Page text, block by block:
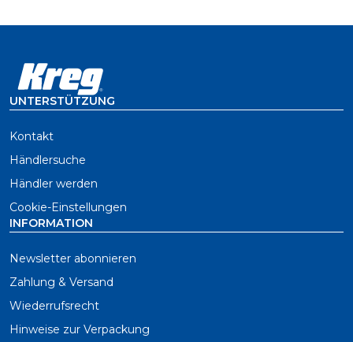
UNTERSTÜTZUNG
Kontakt
Händlersuche
Händler werden
Cookie-Einstellungen
INFORMATION
Newsletter abonnieren
Zahlung & Versand
Wiederrufsrecht
Hinweise zur Verpackung